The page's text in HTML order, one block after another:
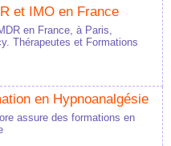
et IMO en France
en France, à Paris,
Thérapeutes et Formations
en Hypnoanalgésie
assure des formations en